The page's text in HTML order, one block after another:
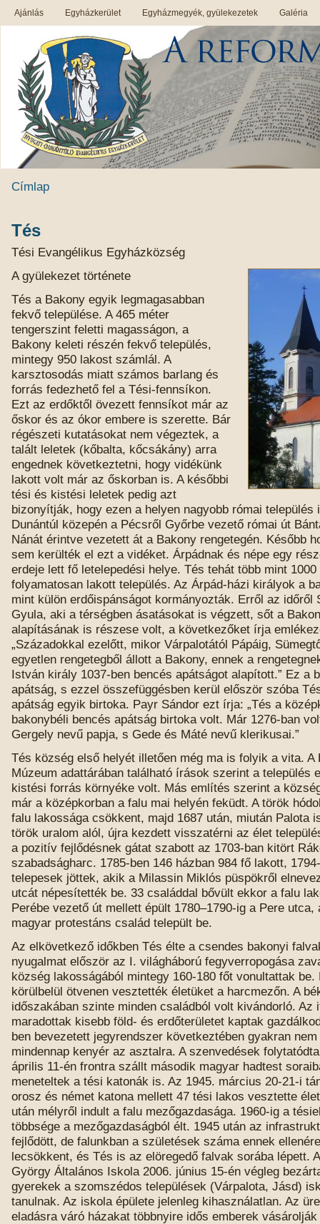
Ajánlás Egyházkerület Egyházmegyék, gyülekezetek Galéria
Címlap
Tés
Tési Evangélikus Egyházközség
A gyülekezet története
Tés a Bakony egyik legmagasabban
fekvő települése. A 465 méter
tengerszint feletti magasságon, a
Bakony keleti részén fekvő település,
mintegy 950 lakost számlál. A
karsztosodás miatt számos barlang és
forrás fedezhető fel a Tési-fennsíkon.
Ezt az erdőktől övezett fennsíkot már az
őskor és az ókor embere is szerette. Bár
régészeti kutatásokat nem végeztek, a
talált leletek (kőbalta, kőcsákány) arra
engednek következtetni, hogy vidékünk
lakott volt már az őskorban is. A későbbi
tési és kistési leletek pedig azt
bizonyítják, hogy ezen a helyen nagyobb római település
Dunántúl közepén a Pécsről Győrbe vezető római út
Nánát érintve vezetett át a Bakony rengetegén. Később
sem kerülték el ezt a vidéket. Árpádnak és népe egy
erdeje lett fő letelepedési helye. Tés tehát több mint 1000
folyamatosan lakott település. Az Árpád-házi királyok a
mint külön erdőispánságot kormányozták. Erről az időről
Gyula, aki a térségben ásatásokat is végzett, sőt a
alapításának is részese volt, a következőket írja
„Századokkal ezelőtt, mikor Várpalotától Pápáig,
egyetlen rengetegből állott a Bakony, ennek a
István király 1037-ben bencés apátságot alapított.” Ez a
apátság, s ezzel összefüggésben kerül először szóba
apátság egyik birtoka. Payr Sándor ezt írja: „Tés a
bakonybéli bencés apátság birtoka volt. Már 1276-ban
Gergely nevű papja, s Gede és Máté nevű klerikusai.”
Tés község első helyét illetően még ma is folyik a vita. A
Múzeum adattárában található írások szerint a település
kistési forrás környéke volt. Más említés szerint a
már a középkorban a falu mai helyén feküdt. A török
falu lakossága csökkent, majd 1687 után, miután Palota
török uralom alól, újra kezdett visszatérni az élet
a pozitív fejlődésnek gátat szabott az 1703-ban kitört
szabadságharc. 1785-ben 146 házban 984 fő lakott,
telepesek jöttek, akik a Milassin Miklós püspökről
utcát népesítették be. 33 családdal bővült ekkor a falu
Perébe vezető út mellett épült 1780–1790-ig a Pere utca,
magyar protestáns család települt be.
Az elkövetkező időkben Tés élte a csendes bakonyi
nyugalmat először az I. világháború fegyverropogása
község lakosságából mintegy 160-180 főt vonultattak be.
körülbelül ötvenen vesztették életüket a harcmezőn. A
időszakában szinte minden családból volt kivándorló. Az
maradottak kisebb föld- és erdőterületet kaptak
ben bevezetett jegyrendszer következtében gyakran
mindennap kenyér az asztalra. A szenvedések
április 11-én frontra szállt második magyar hadtest
meneteltek a tési katonák is. Az 1945. március 20-21-i
orosz és német katona mellett 47 tési lakos vesztette
után mélyről indult a falu mezőgazdasága. 1960-ig a
többsége a mezőgazdaságból élt. 1945 után az
fejlődött, de falunkban a születések száma ennek
lecsökkent, és Tés is az elöregedő falvak sorába lépett.
György Általános Iskola 2006. június 15-én végleg
gyerekek a szomszédos települések (Várpalota, Jásd)
tanulnak. Az iskola épülete jelenleg kihasználatlan. Az
eladásra váró házakat többnyire idős emberek vásárolják